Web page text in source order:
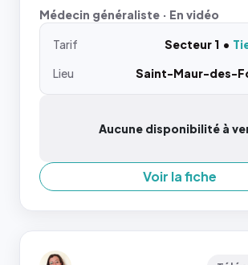
Médecin généraliste · En vidéo
Tarif Secteur 1
Lieu
Saint-Maur-des-
Aucune disponibilité à
Voir la fiche